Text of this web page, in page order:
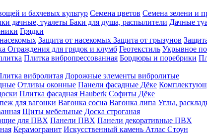
и бахчевых культур Семена цветов Семена зелени и
дачные, туалеты Баки для душа, распылители Дачные
Грядки
Защита от насекомых Защита от грызунов
Ограждения для грядок и клумб Геотекстиль Укрывное
Плитка вибропрессованная Бордюры и поребрики
вибролитая Дорожные элементы вибролитые
Отливы оконные Панели фасадные Дёке
Плитка фасадная Hauberk Софиты Дёке
для вагонки Вагонка сосна Вагонка липа Углы,
Щиты мебельные Доска строганая
для ПВХ Панели ПВХ Панели декоративные ПВХ
Керамогранит Искусственный камень Атлас Стоун